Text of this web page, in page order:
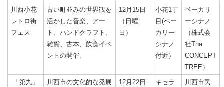
川西小花
レトロ街
フェス
古い町並みの世界観を
活かした音楽、アー
ト、ハンドクラフト、
雑貨、古本、飲食イベ
ントの開催。
12月15日
（日曜
日）
小花1丁
目(ベー
カリー
シナノ
付近）
ベーカリ
ーシナノ
（株式会
社The
CONCEPT
TREE）
「第九」
川西市の文化的な発展
12月22日
キセラ
川西市民